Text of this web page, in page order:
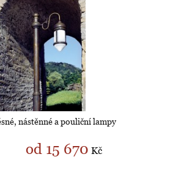
nástěnné a pouliční lampy
od 15 670 Kč